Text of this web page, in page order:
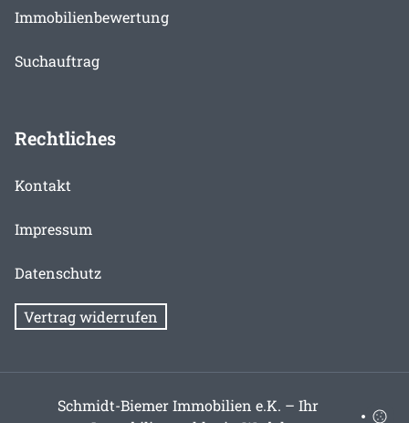
Immobilienbewertung
Suchauftrag
Rechtliches
Kontakt
Impressum
Datenschutz
Vertrag widerrufen
Schmidt-Biemer Immobilien e.K. – Ihr